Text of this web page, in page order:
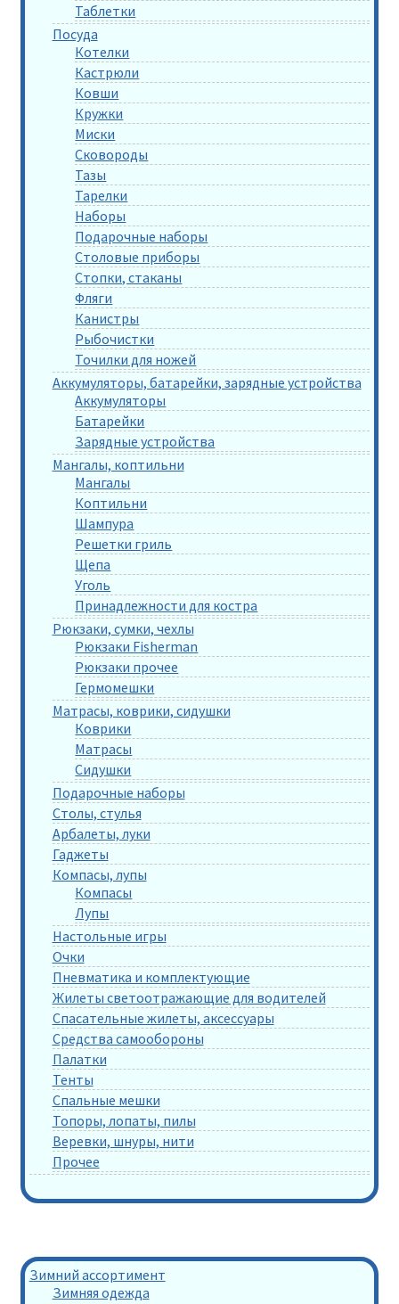
Таблетки
Посуда
Котелки
Кастрюли
Ковши
Кружки
Миски
Сковороды
Тазы
Тарелки
Наборы
Подарочные наборы
Столовые приборы
Стопки, стаканы
Фляги
Канистры
Рыбочистки
Точилки для ножей
Аккумуляторы, батарейки, зарядные устройства
Аккумуляторы
Батарейки
Зарядные устройства
Мангалы, коптильни
Мангалы
Коптильни
Шампура
Решетки гриль
Щепа
Уголь
Принадлежности для костра
Рюкзаки, сумки, чехлы
Рюкзаки Fisherman
Рюкзаки прочее
Гермомешки
Матрасы, коврики, сидушки
Коврики
Матрасы
Сидушки
Подарочные наборы
Столы, стулья
Арбалеты, луки
Гаджеты
Компасы, лупы
Компасы
Лупы
Настольные игры
Очки
Пневматика и комплектующие
Жилеты светоотражающие для водителей
Спасательные жилеты, аксессуары
Средства самообороны
Палатки
Тенты
Спальные мешки
Топоры, лопаты, пилы
Веревки, шнуры, нити
Прочее
Зимний ассортимент
Зимняя одежда